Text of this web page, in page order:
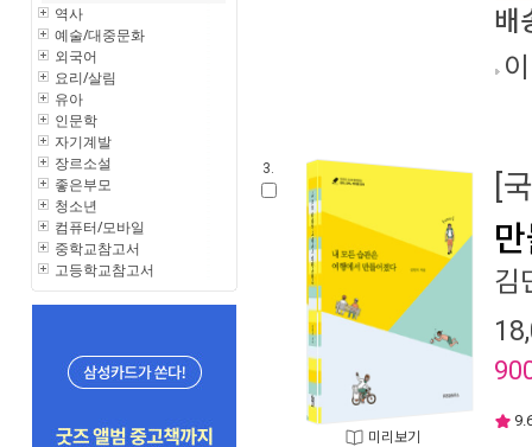
역사
예술/대중문화
외국어
요리/살림
유아
인문학
자기계발
장르소설
좋은부모
청소년
컴퓨터/모바일
중학교참고서
고등학교참고서
배
3.
미리보기
[
김